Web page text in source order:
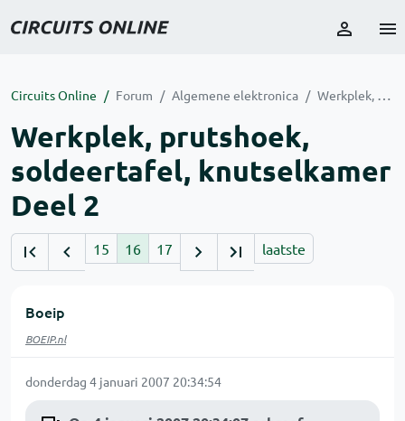
Circuits Online Forum Algemene elektronica Werkplek, prutshoek, soldeertafel, knutselkamer Deel 2
Werkplek, prutshoek,
soldeertafel, knutselkamer
Deel 2
15 16 17 laatste
Boeip
BOEIP.nl
donderdag 4 januari 2007 20:34:54